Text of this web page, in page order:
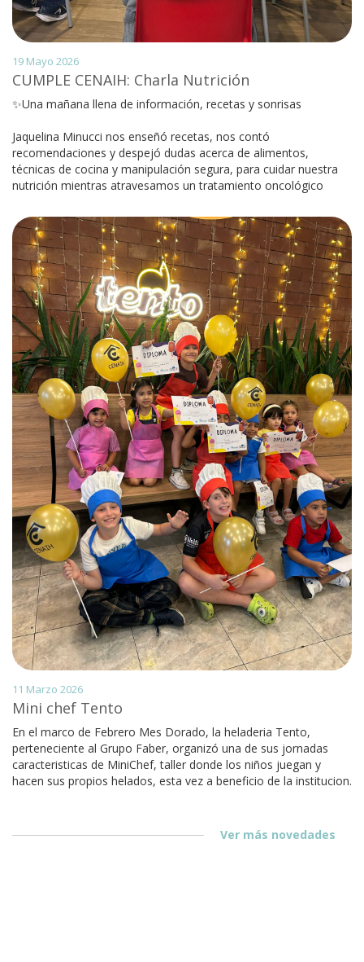
19 Mayo 2026
CUMPLE CENAIH: Charla Nutrición
✨Una mañana llena de información, recetas y sonrisas
Jaquelina Minucci nos enseñó recetas, nos contó
recomendaciones y despejó dudas acerca de alimentos,
técnicas de cocina y manipulación segura, para cuidar nuestra
nutrición mientras atravesamos un tratamiento oncológico
11 Marzo 2026
Mini chef Tento
En el marco de Febrero Mes Dorado, la heladeria Tento,
perteneciente al Grupo Faber, organizó una de sus jornadas
caracteristicas de MiniChef, taller donde los niños juegan y
hacen sus propios helados, esta vez a beneficio de la institucion.
Ver más novedades